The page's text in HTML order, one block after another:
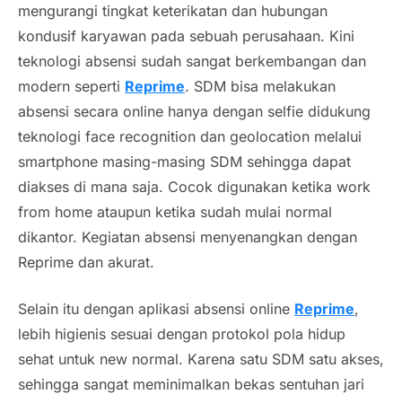
mengurangi tingkat keterikatan dan hubungan
kondusif karyawan pada sebuah perusahaan. Kini
teknologi absensi sudah sangat berkembangan dan
modern seperti Reprime. SDM bisa melakukan
absensi secara online hanya dengan selfie didukung
teknologi face recognition dan geolocation melalui
smartphone masing-masing SDM sehingga dapat
diakses di mana saja. Cocok digunakan ketika work
from home ataupun ketika sudah mulai normal
dikantor. Kegiatan absensi menyenangkan dengan
Reprime dan akurat.
Selain itu dengan aplikasi absensi online Reprime,
lebih higienis sesuai dengan protokol pola hidup
sehat untuk new normal. Karena satu SDM satu akses,
sehingga sangat meminimalkan bekas sentuhan jari